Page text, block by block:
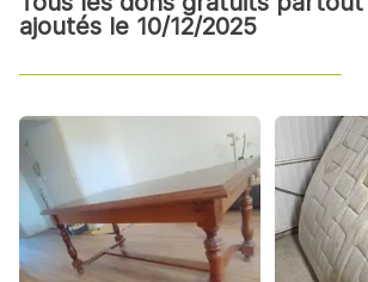
ajoutés le 10/12/2025